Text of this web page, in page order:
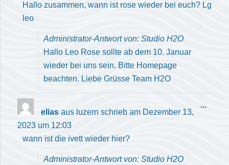
Hallo zusammen, wann ist rose wieder bei euch? Lg
leo
Administrator-Antwort von: Studio H2O
Hallo Leo Rose sollte ab dem 10. Januar
wieder bei uns sein. Bitte Homepage
beachten. Liebe Grüsse Team H2O
elias aus luzern schrieb am Dezember 13,
2023 um 12:03
wann ist die ivett wieder hier?
Administrator-Antwort von: Studio H2O
...